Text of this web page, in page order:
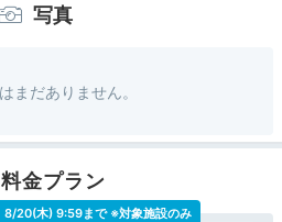
写真
料金プラン
8/20(木) 9:59まで ※対象施設のみ